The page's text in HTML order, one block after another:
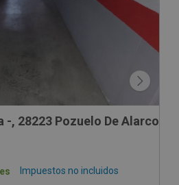
-, 28223 Pozuelo De Alarcon
Impuestos no incluidos